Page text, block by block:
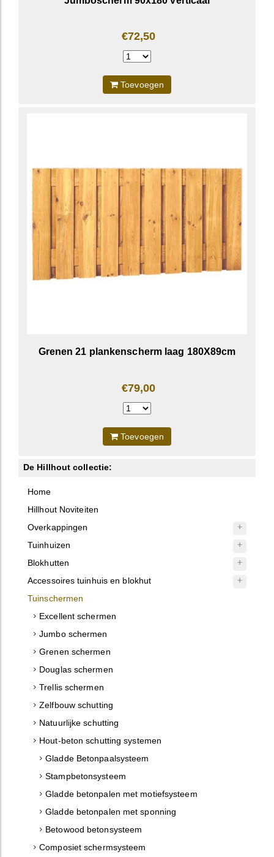
€72,50
Toevoegen
Grenen 21 plankenscherm laag 180X89cm
€79,00
Toevoegen
De Hillhout collectie:
Home
Hillhout Noviteiten
Overkappingen
Tuinhuizen
Blokhutten
Accessoires tuinhuis en blokhut
Tuinschermen
Excellent schermen
Jumbo schermen
Grenen schermen
Douglas schermen
Trellis schermen
Zelfbouw schutting
Natuurlijke schutting
Hout-beton schutting systemen
Gladde Betonpaalsysteem
Stampbetonsysteem
Gladde betonpalen met motiefsysteem
Gladde betonpalen met sponning
Betowood betonsysteem
Composiet schermsysteem